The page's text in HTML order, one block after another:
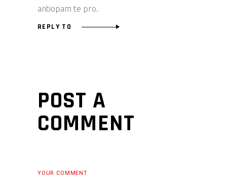
antiopam te pro.
REPLY TO
POST A
COMMENT
YOUR COMMENT